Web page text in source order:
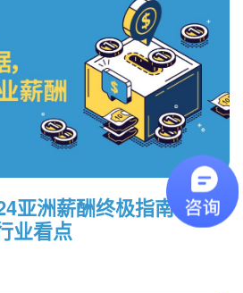
亚洲薪酬终极指南 - 建
业看点